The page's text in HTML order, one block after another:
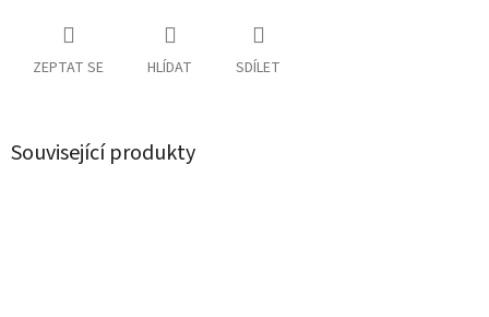
ZEPTAT SE HLÍDAT SDÍLET
Související produkty